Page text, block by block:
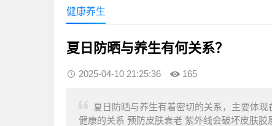
健康养生
夏日防晒与养生有何关系？
2025-04-10 21:25:36 165
夏日防晒与养生有着密切的关系，主要体
健康的关系‌ 预防皮肤衰老‌ 紫外线会破坏皮肤